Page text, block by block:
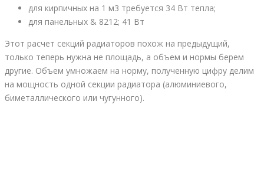
для кирпичных на 1 м3 требуется 34 Вт тепла;
для панельных & 8212; 41 Вт
Этот расчет секций радиаторов похож на предыдущий,
только теперь нужна не площадь, а объем и нормы берем
другие. Объем умножаем на норму, полученную цифру делим
на мощность одной секции радиатора (алюминиевого,
биметаллического или чугунного).